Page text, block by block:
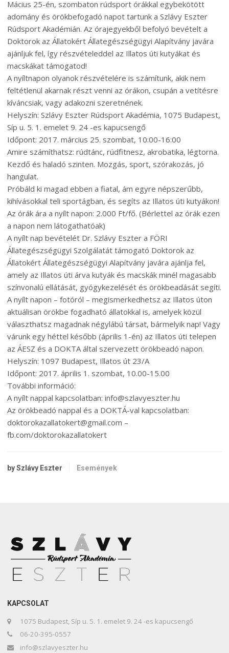
Mácius 25-én, szombaton rúdsport órákkal egybekötött
adomány és örökbefogadó napot tartunk a Szlávy Eszter
Rúdsport Akadémián. Az órajegyekből befolyó bevételt a
Doktorok az Állatokért Állategészségügyi Alapítvány javára
ajánljuk fel, így részvételeddel az Illatos úti kutyákat és
macskákat támogatod!
A nyíltnapon olyanok részvételére is számítunk, akik nem
feltétlenül akarnak részt venni az órákon, csupán a vetítésre
kíváncsiak, vagy adakozni szeretnének.
Helyszín: Szlávy Eszter Rúdsport Akadémia, 1075 Budapest,
Síp u. 5. 1. emelet 9. 24 -es kapucsengő
Időpont: 2017. március 25. szombat, 10:00-16:00
Amire számíthatsz: rúdtánc, rúdfitnesz, akrobatika, légtorna.
Kezdő és haladó szinten. Mozgás, sport, szórakozás, jó
hangulat.
Próbáld ki magad ebben a fiatal, ám egyre népszerűbb,
kihívásokkal teli sportágban, és segíts az Illatos úti kutyákon!
Az órák ára a nyílt napon: 2.000 Ft/fő. (Bérlettel az órák ezen
a napon nem látogathatóak)
A nyílt nap bevételét Dr. Szlávy Eszter a FÖRI
Állategészségügyi Szolgálatát támogató Doktorok az
Állatokért Állategészségügyi Alapítvány javára ajánlja fel,
amely az Illatos úti árva kutyák és macskák minél magasabb
színvonalú ellátását, gyógykezelését és örökbeadását segíti.
A nyílt napon – fotóról – megismerkedhetsz az Illatos úton
aktuálisan örökbe fogadható állatokkal is, amelyek közül
választhatsz magadnak négylábú társat, bármelyik nap! Vagy
várunk egy héttel később (április 1-én) az Illatos úti telepen
az ÁESZ és a DOKTA által szervezett örökbeadó napon.
Helyszín: 1097 Budapest, Illatos út 23/A
Időpont: 2017. április 1. szombat, 10.00-15.00
További információ:
A nyílt nappal kapcsolatban: info@szlavyeszter.hu
Az örökbeadó nappal és a DOKTÁ-val kapcsolatban:
doktorokazallatokert@gmail.com –
fb.com/doktorokazallatokert
by Szlávy Eszter Események
KAPCSOLAT
1075 Budapest, Síp u. 5. 1. emelet 9. 24 -es kapucsengő
06-20-395-0557
info@szlavyeszter.hu